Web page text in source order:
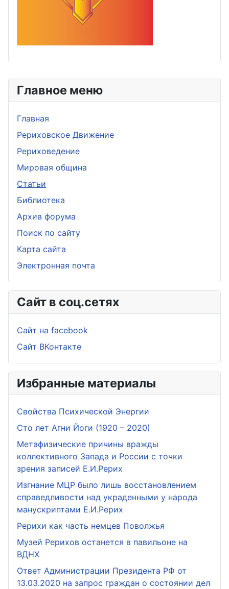
Главное меню
Главная
Рериховское Движение
Рериховедение
Мировая община
Статьи
Библиотека
Архив форума
Поиск по сайту
Карта сайта
Электронная почта
Сайт в соц.сетях
Сайт на facebook
Сайт ВКонтакте
Избранные материалы
Свойства Психической Энергии
Сто лет Агни Йоги (1920 – 2020)
Метафизические причины вражды
коллективного Запада и России с точки
зрения записей Е.И.Рерих
Изгнание МЦР было лишь восстановлением
справедливости над украденными у народа
манускриптами Е.И.Рерих
Рерихи как часть немцев Поволжья
Музей Рерихов останется в павильоне на
ВДНХ
Ответ Администрации Президента РФ от
13.03.2020 на запрос граждан о состоянии дел